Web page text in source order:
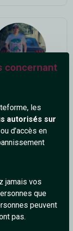
concernant
les
autorisés sur
d’accès en
jamais vos
que
peuvent
pas.
40 ans
26 ans